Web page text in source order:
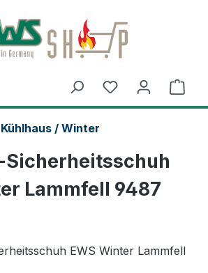
Kühlhaus / Winter
Sicherheitsschuh
Lammfell 9487